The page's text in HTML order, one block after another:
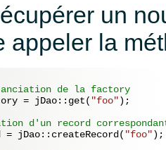
un
appeler la
de la factory
= jDao::get( "foo");
d'un record
= jDao::createRecord( "foo");